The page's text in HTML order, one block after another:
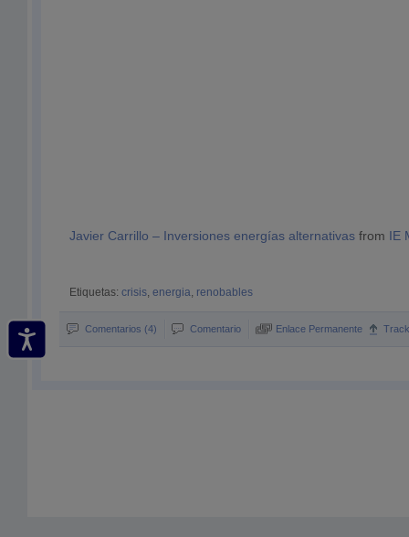
Javier Carrillo – Inversiones energías alternativas from IE
Etiquetas: crisis, energia, renobables
Comentarios (4) Comentario Enlace Permanente